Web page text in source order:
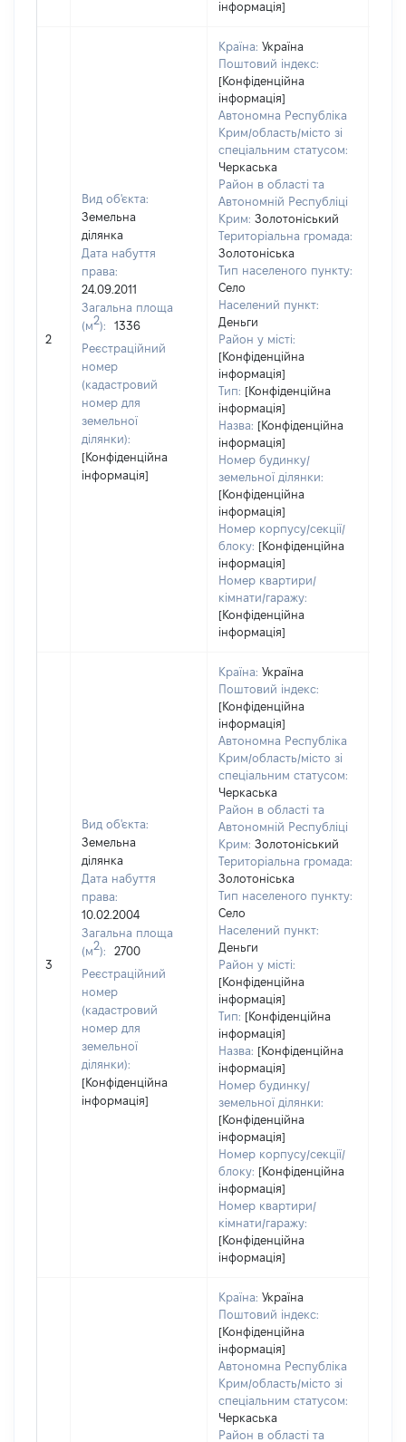
інформація]
2
Вид об'єкта:
Земельна
ділянка
Дата набуття
права:
24.09.2011
Загальна площа
(м2):
1336
Реєстраційний
номер
(кадастровий
номер для
земельної
ділянки):
[Конфіденційна
інформація]
Країна: Україна
Поштовий індекс:
[Конфіденційна
інформація]
Автономна Республіка
Крим/область/місто зі
спеціальним статусом:
Черкаська
Район в області та
Автономній Республіці
Крим: Золотоніський
Територіальна громада:
Золотоніська
Тип населеного пункту:
Село
Населений пункт:
Деньги
Район у місті:
[Конфіденційна
інформація]
Тип: [Конфіденційна
інформація]
Назва: [Конфіденційна
інформація]
Номер будинку/
земельної ділянки:
[Конфіденційна
інформація]
Номер корпусу/секції/
блоку: [Конфіденційна
інформація]
Номер квартири/
кімнати/гаражу:
[Конфіденційна
інформація]
3
Вид об'єкта:
Земельна
ділянка
Дата набуття
права:
10.02.2004
Загальна площа
(м2):
2700
Реєстраційний
номер
(кадастровий
номер для
земельної
ділянки):
[Конфіденційна
інформація]
Країна: Україна
Поштовий індекс:
[Конфіденційна
інформація]
Автономна Республіка
Крим/область/місто зі
спеціальним статусом:
Черкаська
Район в області та
Автономній Республіці
Крим: Золотоніський
Територіальна громада:
Золотоніська
Тип населеного пункту:
Село
Населений пункт:
Деньги
Район у місті:
[Конфіденційна
інформація]
Тип: [Конфіденційна
інформація]
Назва: [Конфіденційна
інформація]
Номер будинку/
земельної ділянки:
[Конфіденційна
інформація]
Номер корпусу/секції/
блоку: [Конфіденційна
інформація]
Номер квартири/
кімнати/гаражу:
[Конфіденційна
інформація]
Країна: Україна
Поштовий індекс:
[Конфіденційна
інформація]
Автономна Республіка
Крим/область/місто зі
спеціальним статусом:
Черкаська
Район в області та